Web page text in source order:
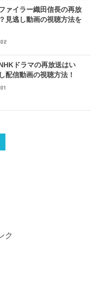
ァイラー織田信長の再放
見逃し動画の視聴方法を
ドラマの再放送はい
配信動画の視聴方法！
ク